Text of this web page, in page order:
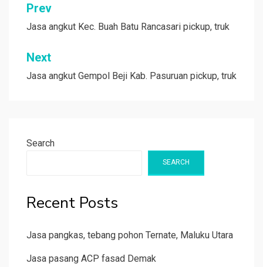
Post
navigation
Prev
Jasa angkut Kec. Buah Batu Rancasari pickup, truk
Next
Jasa angkut Gempol Beji Kab. Pasuruan pickup, truk
Search
SEARCH
Recent Posts
Jasa pangkas, tebang pohon Ternate, Maluku Utara
Jasa pasang ACP fasad Demak